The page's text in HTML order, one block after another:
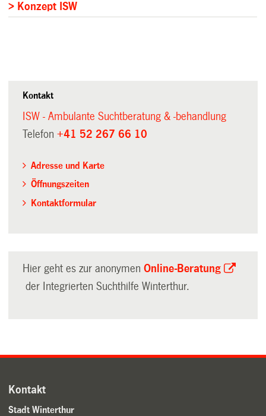
> Konzept ISW
Kontakt
ISW - Ambulante Suchtberatung & -behandlung
Telefon+41 52 267 66 10
Adresse und Karte
Öffnungszeiten
Kontaktformular
Hier geht es zur anonymenOnline-Beratung
der Integrierten Suchthilfe Winterthur.
Kontakt
Stadt Winterthur